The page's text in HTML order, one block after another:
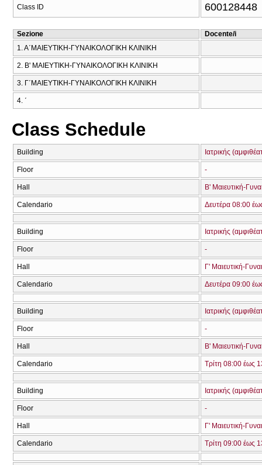
Class ID 600128448
Sezione
Docente/i
1. Α΄ΜΑΙΕΥΤΙΚΗ-ΓΥΝΑΙΚΟΛΟΓΙΚΗ ΚΛΙΝΙΚΗ
2. Β' ΜΑΙΕΥΤΙΚΗ-ΓΥΝΑΙΚΟΛΟΓΙΚΗ ΚΛΙΝΙΚΗ
3. Γ΄ΜΑΙΕΥΤΙΚΗ-ΓΥΝΑΙΚΟΛΟΓΙΚΗ ΚΛΙΝΙΚΗ
4. ΄
Class Schedule
Building Ιατρικής
Floor -
Hall Β' Μαιευτική-
Calendario Δευτέρα 08:00
Building Ιατρικής
Floor -
Hall Γ' Μαιευτική-
Calendario Δευτέρα 09:00
Building Ιατρικής
Floor -
Hall Β' Μαιευτική-
Calendario Τρίτη 08:00 έως
Building Ιατρικής
Floor -
Hall Γ' Μαιευτική-
Calendario Τρίτη 09:00 έως